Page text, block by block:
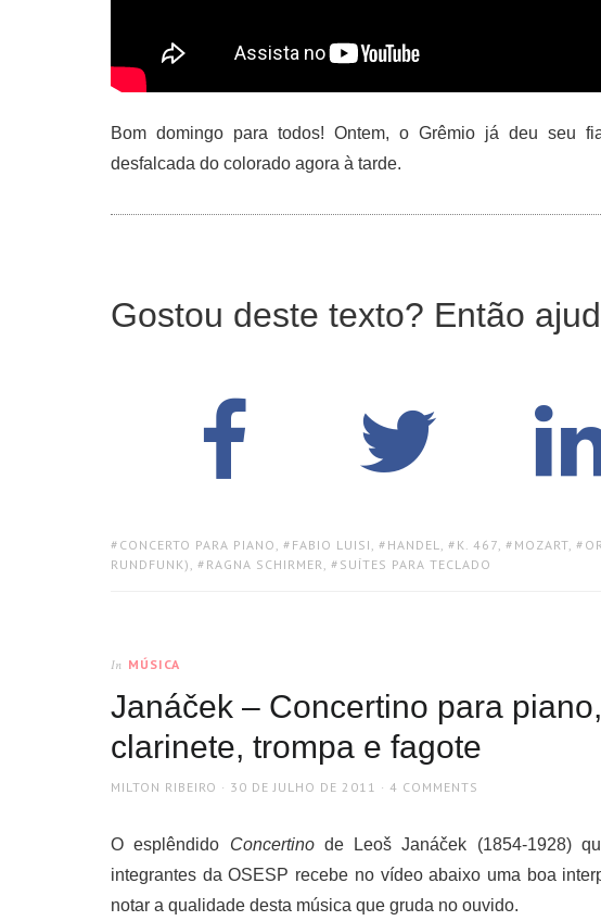
Bom domingo para todos! Ontem, o Grêmio já deu seu
desfalcada do colorado agora à tarde.
Gostou deste texto? Então
TAGS:
CONCERTO PARA PIANO , FABIO LUISI , HANDEL, K. 467, MOZART,
RUNDFUNK) , RAGNA SCHIRMER, SUÍTES PARA TECLADO
In MÚSICA
Janáček – Concertino para
clarinete, trompa e fagote
AUTHOR
MILTON RIBEIRO
POSTED
30 DE JULHO DE 2011 4 COMMENTS
O esplêndido Concertino de Leoš Janáček (1854-1928)
integrantes da OSESP recebe no vídeo abaixo uma boa
notar a qualidade desta música que gruda no ouvido.